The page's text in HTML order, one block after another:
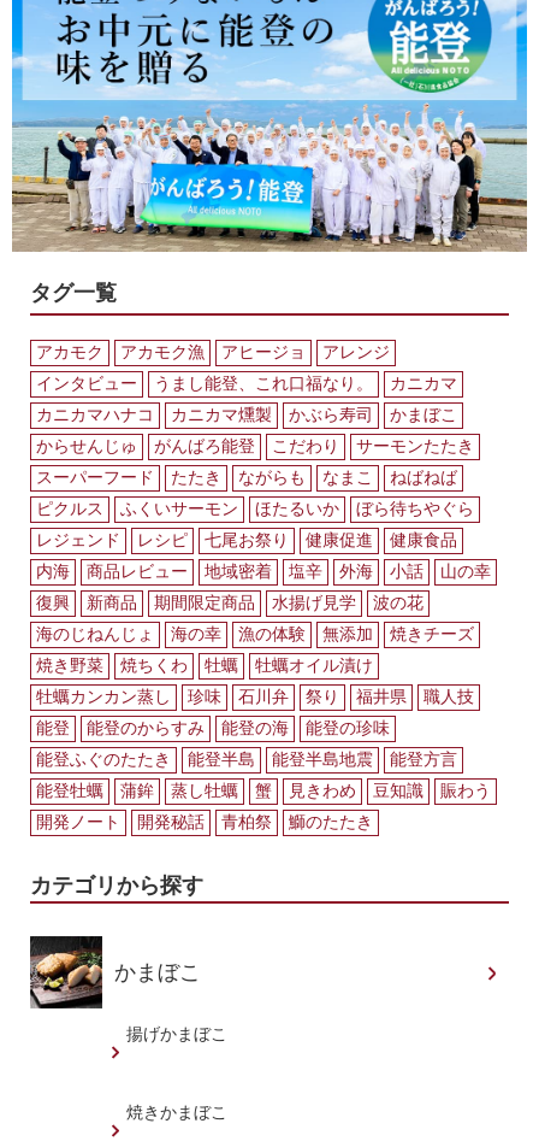
ク
漁
に
行
っ
て
き
ま
し
た！
～
タグ一覧
アカモク アカモク漁 アヒージョ
アレンジ
インタビュー
うまし能登、これ口福なり。
カニカマ
カニカマハナコ
カニカマ燻製 かぶら寿司
かまぼこ
からせんじゅ
がんばろ能登 こだわり
サーモンたたき
スーパーフード
たたき ながらも なまこ
ねばねば
ピクルス
ふくいサーモン ほたるいか
ぼら待ちやぐら
レジェンド
レシピ 七尾お祭り 健康促進
健康食品
内海
商品レビュー 地域密着 塩辛 外海 小話
山の幸
復興
新商品 期間限定商品 水揚げ見学
波の花
海のじねんじょ
海の幸 漁の体験 無添加
焼きチーズ
焼き野菜
焼ちくわ 牡蠣
牡蠣オイル漬け
牡蠣カンカン蒸し
珍味 石川弁 祭り 福井県
職人技
能登
能登のからすみ 能登の海
能登の珍味
能登ふぐのたたき
能登半島 能登半島地震
能登方言
能登牡蠣
蒲鉾 蒸し牡蠣 蟹 見きわめ 豆知識
賑わう
開発ノート
開発秘話 青柏祭 鰤のたたき
カテゴリから探す
かまぼこ
揚げかまぼこ
焼きかまぼこ